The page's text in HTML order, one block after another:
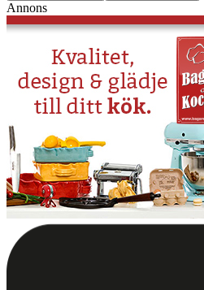
Annons